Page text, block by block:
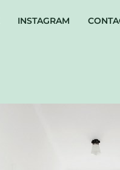
INSTAGRAM